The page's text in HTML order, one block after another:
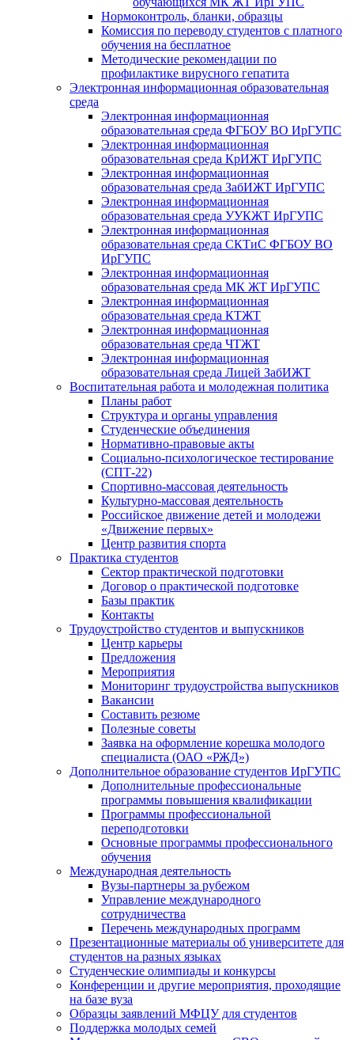
Нормоконтроль, бланки, образцы
Комиссия по переводу студентов с платного
обучения на бесплатное
Методические рекомендации по
профилактике вирусного гепатита
Электронная информационная образовательная
среда
Электронная информационная
образовательная среда ФГБОУ ВО ИрГУПС
Электронная информационная
образовательная среда КрИЖТ ИрГУПС
Электронная информационная
образовательная среда ЗабИЖТ ИрГУПС
Электронная информационная
образовательная среда УУКЖТ ИрГУПС
Электронная информационная
образовательная среда СКТиС ФГБОУ ВО
ИрГУПС
Электронная информационная
образовательная среда МК ЖТ ИрГУПС
Электронная информационная
образовательная среда КТЖТ
Электронная информационная
образовательная среда ЧТЖТ
Электронная информационная
образовательная среда Лицей ЗабИЖТ
Воспитательная работа и молодежная политика
Планы работ
Структура и органы управления
Студенческие объединения
Нормативно-правовые акты
Социально-психологическое тестирование
(СПТ-22)
Спортивно-массовая деятельность
Культурно-массовая деятельность
Российское движение детей и молодежи
«Движение первых»
Центр развития спорта
Практика студентов
Сектор практической подготовки
Договор о практической подготовке
Базы практик
Контакты
Трудоустройство студентов и выпускников
Центр карьеры
Предложения
Мероприятия
Мониторинг трудоустройства выпускников
Вакансии
Составить резюме
Полезные советы
Заявка на оформление корешка молодого
специалиста (ОАО «РЖД»)
Дополнительное образование студентов ИрГУПС
Дополнительные профессиональные
программы повышения квалификации
Программы профессиональной
переподготовки
Основные программы профессионального
обучения
Международная деятельность
Вузы-партнеры за рубежом
Управление международного
сотрудничества
Перечень международных программ
Презентационные материалы об университете для
студентов на разных языках
Студенческие олимпиады и конкурсы
Конференции и другие мероприятия, проходящие
на базе вуза
Образцы заявлений МФЦУ для студентов
Поддержка молодых семей